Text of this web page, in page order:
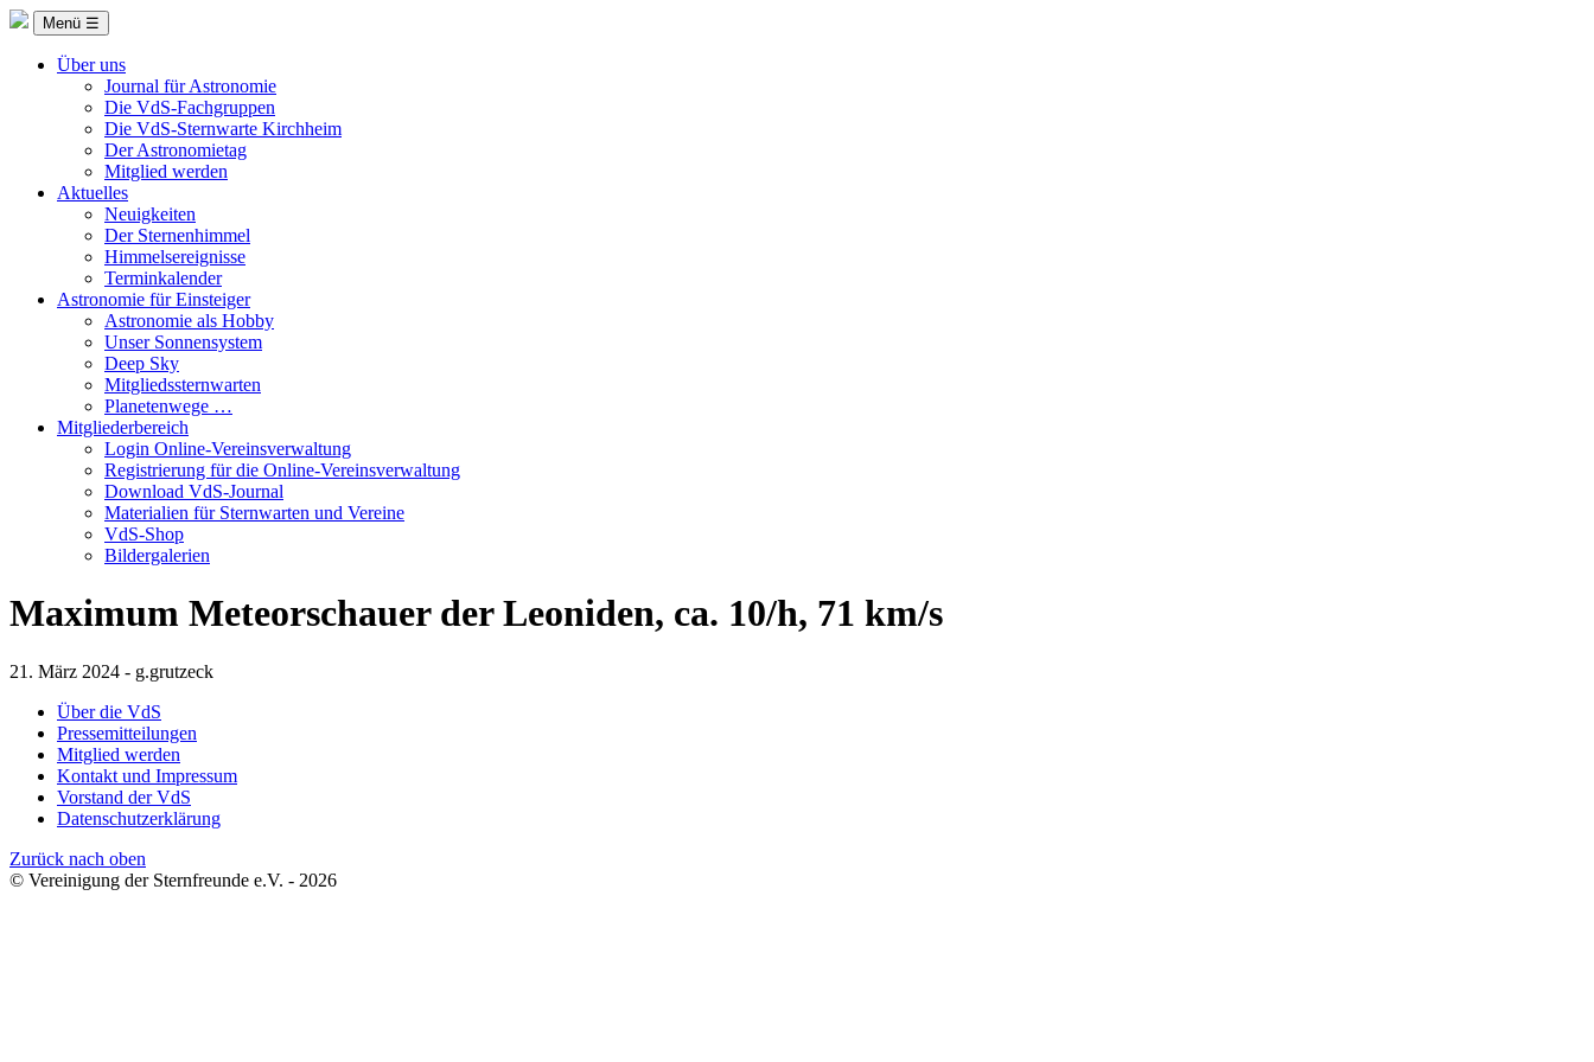
Menü ☰
Über uns
Journal für Astronomie
Die VdS-Fachgruppen
Die VdS-Sternwarte Kirchheim
Der Astronomietag
Mitglied werden
Aktuelles
Neuigkeiten
Der Sternenhimmel
Himmelsereignisse
Terminkalender
Astronomie für Einsteiger
Astronomie als Hobby
Unser Sonnensystem
Deep Sky
Mitgliedssternwarten
Planetenwege …
Mitgliederbereich
Login Online-Vereinsverwaltung
Registrierung für die Online-Vereinsverwaltung
Download VdS-Journal
Materialien für Sternwarten und Vereine
VdS-Shop
Bildergalerien
Maximum Meteorschauer der Leoniden, ca. 10/h, 71 km/s
21. März 2024 - g.grutzeck
Über die VdS
Pressemitteilungen
Mitglied werden
Kontakt und Impressum
Vorstand der VdS
Datenschutzerklärung
Zurück nach oben
© Vereinigung der Sternfreunde e.V. - 2026